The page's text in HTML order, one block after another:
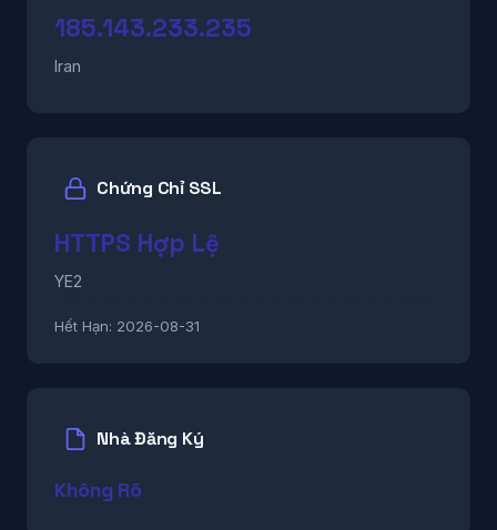
185.143.233.235
Iran
Chứng Chỉ SSL
HTTPS Hợp Lệ
YE2
Hết Hạn: 2026-08-31
Nhà Đăng Ký
Không Rõ